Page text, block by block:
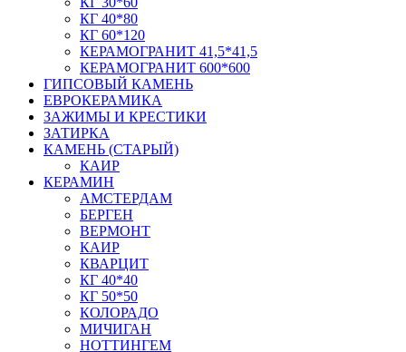
КГ 40*80
КГ 60*120
КЕРАМОГРАНИТ 41,5*41,5
КЕРАМОГРАНИТ 600*600
ГИПСОВЫЙ КАМЕНЬ
ЕВРОКЕРАМИКА
ЗАЖИМЫ И КРЕСТИКИ
ЗАТИРКА
КАМЕНЬ (СТАРЫЙ)
КАИР
КЕРАМИН
АМСТЕРДАМ
БЕРГЕН
ВЕРМОНТ
КАИР
КВАРЦИТ
КГ 40*40
КГ 50*50
КОЛОРАДО
МИЧИГАН
НОТТИНГЕМ